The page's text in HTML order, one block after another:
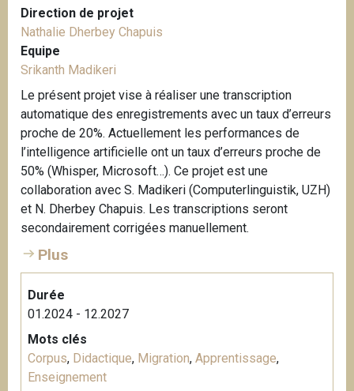
i
m
M
o
r
e
h
e
d
Direction de projet
Nathalie Dherbey Chapuis
Equipe
Srikanth Madikeri
Le présent projet vise à réaliser une transcription
automatique des enregistrements avec un taux d’erreurs
proche de 20%. Actuellement les performances de
l’intelligence artificielle ont un taux d’erreurs proche de
50% (Whisper, Microsoft…). Ce projet est une
collaboration avec S. Madikeri (Computerlinguistik, UZH)
et N. Dherbey Chapuis. Les transcriptions seront
secondairement corrigées manuellement.
Plus
Durée
01.2024 - 12.2027
Mots clés
Corpus, Didactique, Migration, Apprentissage,
Enseignement